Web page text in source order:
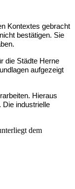
Kontextes gebracht
bestätigen. Sie
die Städte Herne
aufgezeigt
Hieraus
Die industrielle
dem